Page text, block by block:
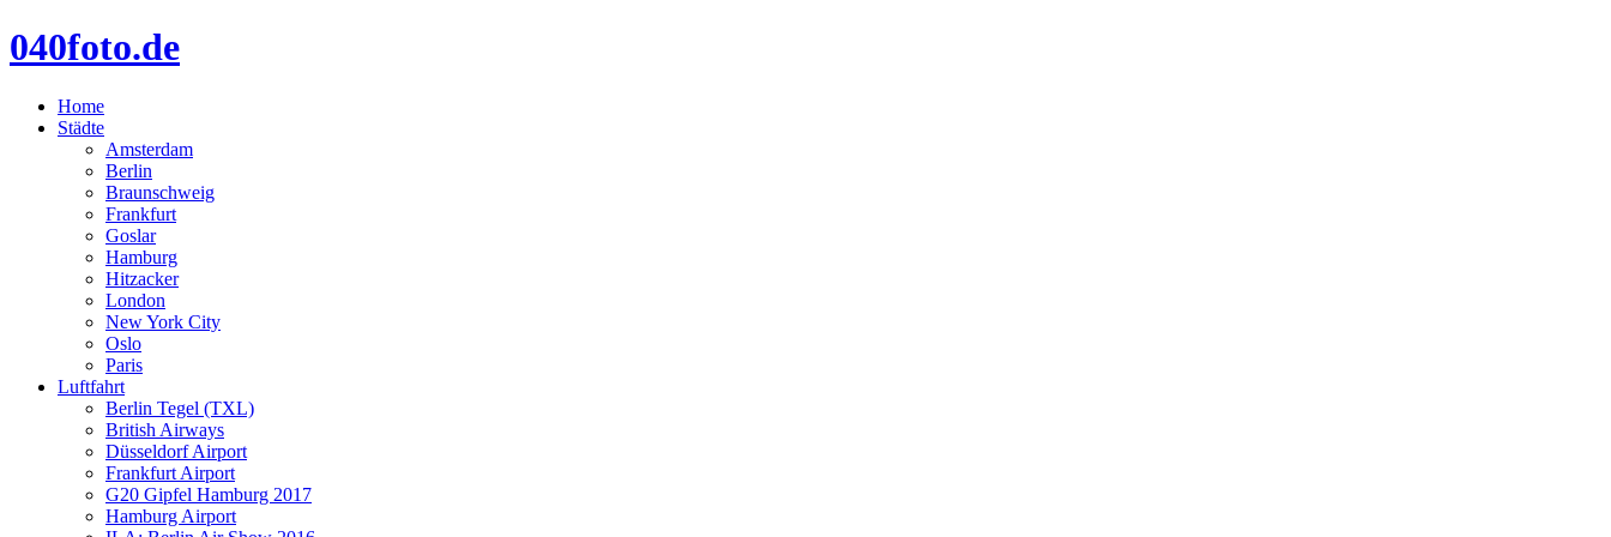
040foto.de
Home
Städte
Amsterdam
Berlin
Braunschweig
Frankfurt
Goslar
Hamburg
Hitzacker
London
New York City
Oslo
Paris
Luftfahrt
Berlin Tegel (TXL)
British Airways
Düsseldorf Airport
Frankfurt Airport
G20 Gipfel Hamburg 2017
Hamburg Airport